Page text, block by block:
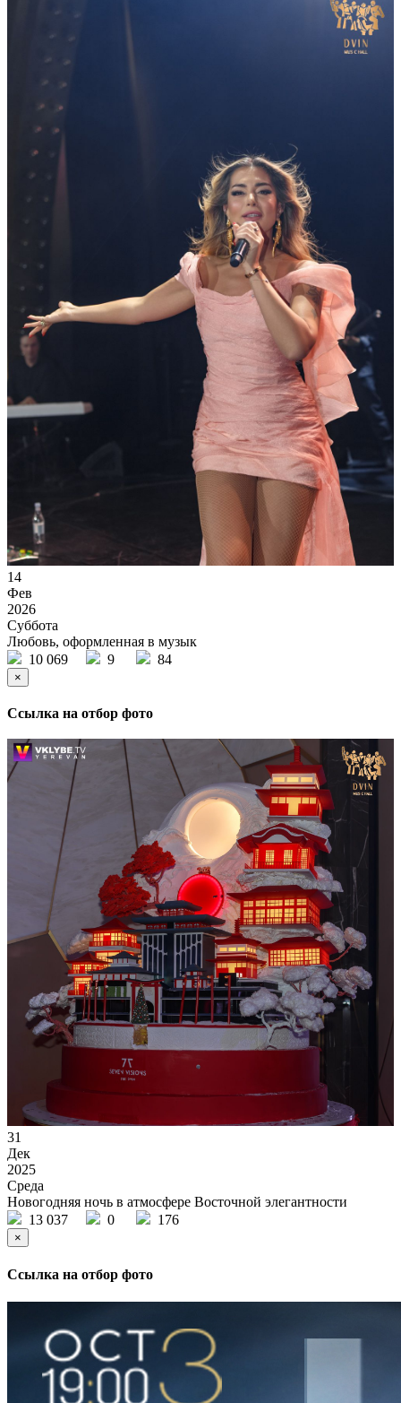
8 марта. Встретим весну вместе.
15 257
Ссылка на отбор фото
14
Фев
2026
Суббота
Любовь, оформленная в музык
10 069
9 84
×
Ссылка на отбор фото
31
Дек
2025
Среда
Новогодняя ночь в атмосфере Восточной элегантности
13 037
0 176
×
Ссылка на отбор фото